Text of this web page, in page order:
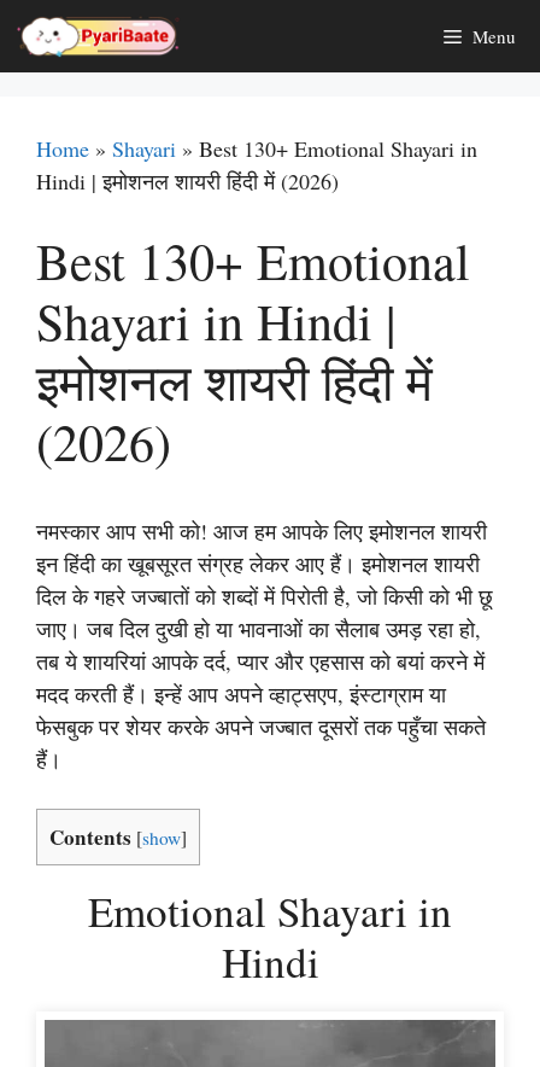
Skip
content
Menu
Home » Shayari » Best 130+ Emotional Shayari in
Hindi | इमोशनल शायरी हिंदी में (2026)
Best 130+ Emotional
Shayari in Hindi |
इमोशनल शायरी हिंदी में
(2026)
नमस्कार आप सभी को! आज हम आपके लिए इमोशनल शायरी
इन हिंदी का खूबसूरत संग्रह लेकर आए हैं। इमोशनल शायरी
दिल के गहरे जज्बातों को शब्दों में पिरोती है, जो किसी को भी छू
जाए। जब दिल दुखी हो या भावनाओं का सैलाब उमड़ रहा हो,
तब ये शायरियां आपके दर्द, प्यार और एहसास को बयां करने में
मदद करती हैं। इन्हें आप अपने व्हाट्सएप, इंस्टाग्राम या
फेसबुक पर शेयर करके अपने जज्बात दूसरों तक पहुँचा सकते
हैं।
Contents [show]
Emotional Shayari in
Hindi